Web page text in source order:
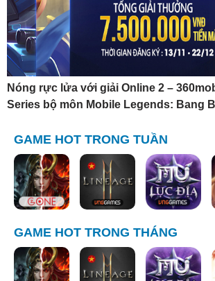
Nóng rực lửa với giải Online 2 –
Series bộ môn Mobile Legends: Bang
GAME HOT TRONG TUẦN
GAME HOT TRONG THÁNG